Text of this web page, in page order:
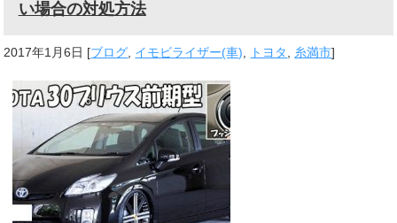
い場合の対処方法
2017年1月6日 [ブログ イモビライザー(車) トヨタ 糸満市]